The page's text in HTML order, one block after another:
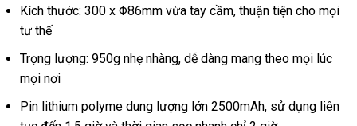
động
cao
cho
nam
nối
Kích thước: 300 x Φ86mm vừa tay cầm, thuận tiện cho mọi
tư thế
Trọng lượng: 950g nhẹ nhàng, dễ dàng mang theo mọi lúc
mọi nơi
Pin lithium polyme dung lượng lớn 2500mAh, sử dụng liên